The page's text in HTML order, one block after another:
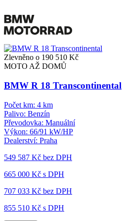
Zlevněno o 190 510 Kč
MOTO AŽ DOMŮ
BMW R 18 Transcontinental
Počet km: 4 km
Palivo: Benzín
Převodovka: Manuální
Výkon: 66/91 kW/HP
Dealerství: Praha
549 587 Kč bez DPH
665 000 Kč s DPH
707 033 Kč bez DPH
855 510 Kč s DPH